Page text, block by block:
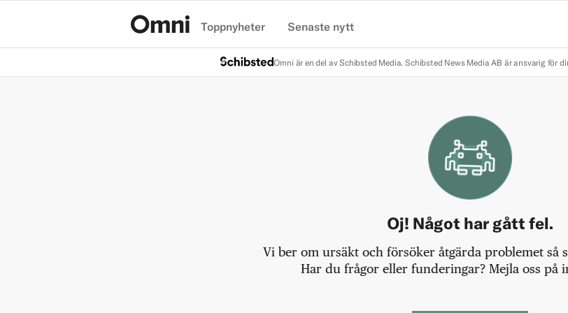
Toppnyheter Senaste nytt
Omni är en del av Schibsted Media. Schibsted News Media AB är ansvarig för
Oj! Något har gått fel.
Vi ber om ursäkt och försöker åtgärda problemet så
Har du frågor eller funderingar? Mejla oss på